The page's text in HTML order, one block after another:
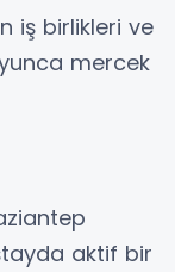
iş birlikleri ve
mercek
aktif bir